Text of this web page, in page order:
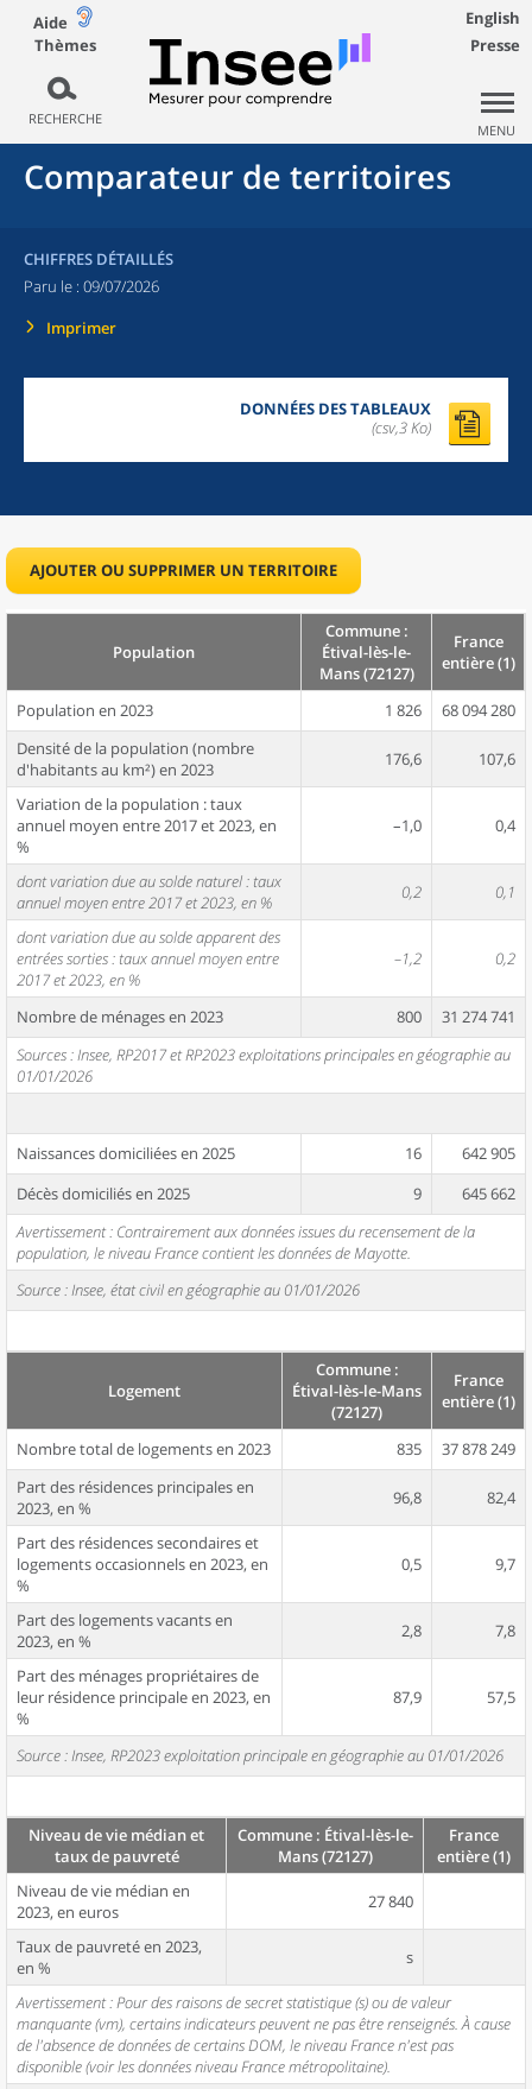
Aide
Thèmes
RECHERCHE
English
Presse
MENU
Comparateur de territoires
CHIFFRES DÉTAILLÉS
Paru le : 09/07/2026
Imprimer
DONNÉES DES TABLEAUX
(csv,3 Ko)
AJOUTER OU SUPPRIMER UN TERRITOIRE
Population
Commune :
Étival-lès-le-
Mans (72127)
France
entière (1)
Population en 2023 1 826
68 094 280
Densité de la population (nombre
d'habitants au km²) en 2023
176,6 107,6
Variation de la population : taux
annuel moyen entre 2017 et 2023, en
%
–1,0 0,4
dont variation due au solde naturel : taux
annuel moyen entre 2017 et 2023, en %
0,2 0,1
dont variation due au solde apparent des
entrées sorties : taux annuel moyen entre
2017 et 2023, en %
–1,2 0,2
Nombre de ménages en 2023 800
31 274 741
Sources : Insee, RP2017 et RP2023 exploitations principales en géographie au
01/01/2026
Naissances domiciliées en 2025 16
642 905
Décès domiciliés en 2025
9
645 662
Avertissement : Contrairement aux données issues du recensement de la
population, le niveau France contient les données de Mayotte.
Source : Insee, état civil en géographie au 01/01/2026
Logement
Commune :
Étival-lès-le-Mans
(72127)
France
entière (1)
Nombre total de logements en 2023 835
37 878 249
Part des résidences principales en
2023, en %
96,8 82,4
Part des résidences secondaires et
logements occasionnels en 2023, en
%
0,5 9,7
Part des logements vacants en
2023, en %
2,8 7,8
Part des ménages propriétaires de
leur résidence principale en 2023, en
%
87,9 57,5
Source : Insee, RP2023 exploitation principale en géographie au 01/01/2026
Niveau de vie médian et
taux de pauvreté
Commune : Étival-lès-le-
Mans (72127)
France
entière (1)
Niveau de vie médian en
2023, en euros
27 840
Taux de pauvreté en 2023,
en %
s
Avertissement : Pour des raisons de secret statistique (s) ou de valeur
manquante (vm), certains indicateurs peuvent ne pas être renseignés. À cause
de l'absence de données de certains DOM, le niveau France n'est pas
disponible (voir les données niveau France métropolitaine).